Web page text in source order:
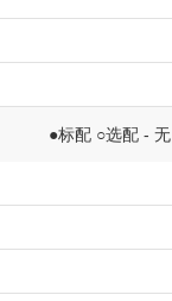
●标配 ○选配 - 无